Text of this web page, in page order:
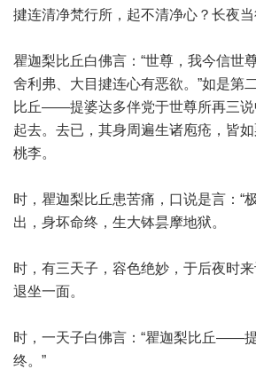
揵连清净梵行所，起不清净心？长夜
瞿迦梨比丘白佛言：“世尊，我今信世
舍利弗、大目揵连心有恶欲。”如是第
比丘——提婆达多伴党于世尊所再三说
起去。去已，其身周遍生诸庖疮，皆
桃李。
时，瞿迦梨比丘患苦痛，口说是言：“
出，身坏命终，生大钵昙摩地狱。
时，有三天子，容色绝妙，于后夜时来
退坐一面。
时，一天子白佛言：“瞿迦梨比丘——
终。”